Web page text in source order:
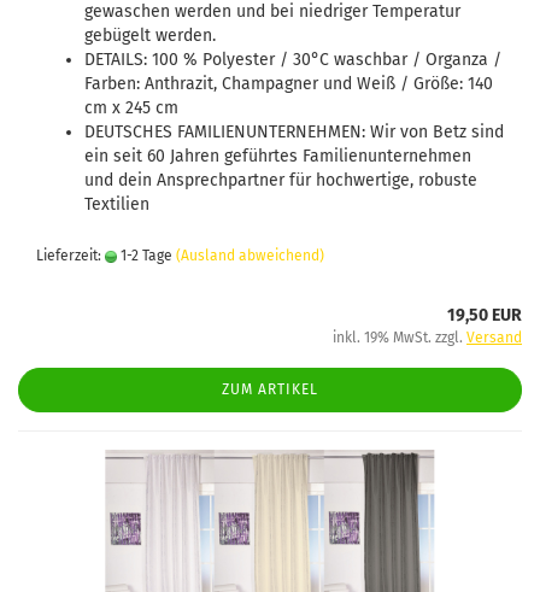
gewaschen werden und bei niedriger Temperatur
gebügelt werden.
DETAILS: 100 % Polyester / 30°C waschbar / Organza /
Farben: Anthrazit, Champagner und Weiß / Größe: 140
cm x 245 cm
DEUTSCHES FAMILIENUNTERNEHMEN: Wir von Betz sind
ein seit 60 Jahren geführtes Familienunternehmen
und dein Ansprechpartner für hochwertige, robuste
Textilien
Lieferzeit: 1-2 Tage (Ausland abweichend)
19,50 EUR
inkl. 19% MwSt. zzgl. Versand
ZUM ARTIKEL